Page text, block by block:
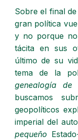
Sobre el final
gran política
y no porque
tácita en sus
último de su
tema de la
genealogía
buscamos
geopolíticos
imperial del
pequeño